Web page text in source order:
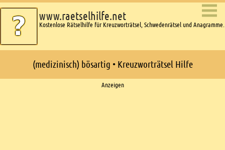
www.raetselhilfe.net
Kostenlose Rätselhilfe für Kreuzworträtsel, Schwedenrätsel und Anagramme.
(medizinisch) bösartig • Kreuzworträtsel Hilfe
Anzeigen